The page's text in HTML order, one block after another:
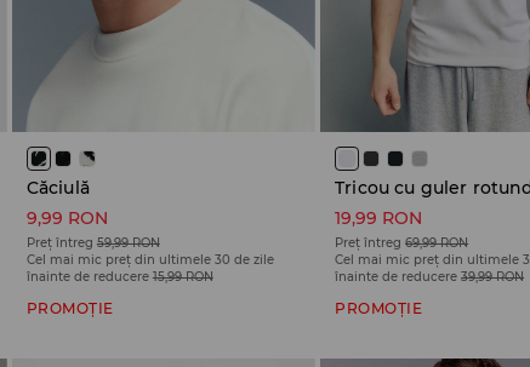
Căciulă
9,99 RON
Preț întreg 59,99 RON
Cel mai mic preț din ultimele 30 de zile
înainte de reducere 15,99 RON
PROMOȚIE
Tricou cu guler
19,99 RON
Preț întreg 69,99 RON
Cel mai mic preț din ultimele
înainte de reducere 39,99 RON
PROMOȚIE